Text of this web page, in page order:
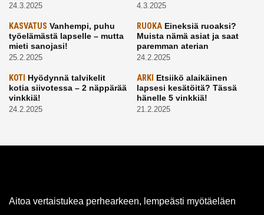
24.3.2025 4.3.2025
KASVATUS Vanhempi, puhu
työelämästä lapselle – mutta
mieti sanojasi!
25.2.2025
RUOKAEineksiä ruoaksi?
Muista nämä asiat ja saat
paremman aterian
24.2.2025
KOTI Hyödynnä talvikelit
kotia siivotessa – 2 näppärää
vinkkiä!
24.2.2025
ARKI Etsiikö alaikäinen
lapsesi kesätöitä? Tässä
hänelle 5 vinkkiä!
21.2.2025
Aitoa vertaistukea perhearkeen, lempeästi myötäeläen